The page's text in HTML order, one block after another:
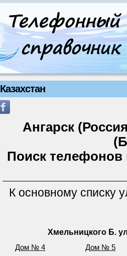
Казахстан
Ангарск
Поиск
К основному списку
Хмельницкого Б.
Дом № 4
Дом № 5